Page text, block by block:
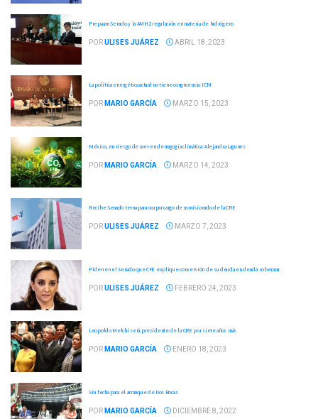
Preparan Senado y la AMH2 regulación en materia de hidrógeno
PORULISES JUÁREZ ABRIL 18, 2023
La política energética actual no tiene congruencia: ICM
POR MARIO GARCÍA MARZO 15, 2023
México, en riesgo de caer en demagogia climática: Alejandra Lagunes
POR MARIO GARCÍA MARZO 14, 2023
Recibe Senado terna para ocupar cargo de comisionado de la CRE
PORULISES JUÁREZ MARZO 7, 2023
Piden en el Senado que CFE explique conversión de su deuda en deuda soberana
PORULISES JUÁREZ FEBRERO 24, 2023
Leopoldo Melchi será presidente de la CRE por siete años más
POR MARIO GARCÍA ENERO 18, 2023
Sin fecha para el arranque de Dos Bocas
POR MARIO GARCÍA DICIEMBRE 8, 2022